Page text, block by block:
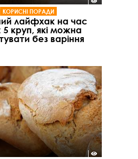
КОРИСНІ ПОРАДИ
лайфхак на час
5 круп, які можна
без варіння